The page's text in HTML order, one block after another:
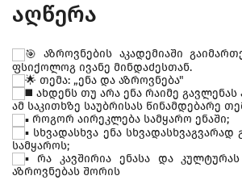
აღწერა
აზროვნების აკადემიაში
ფსიქოლოგ ივანე მინდაძესთან.
თემა: „ენა და აზროვნება"
ახდენს თუ არა ენა რაიმე გავლენას
ამ საკითხზე საუბრისას წინამდებარე
როგორ აირეკლება სამყარო ენაში;
სხვადასხვა ენა
სამყაროს;
რა კავშირია ენასა და
აზროვნებას შორის